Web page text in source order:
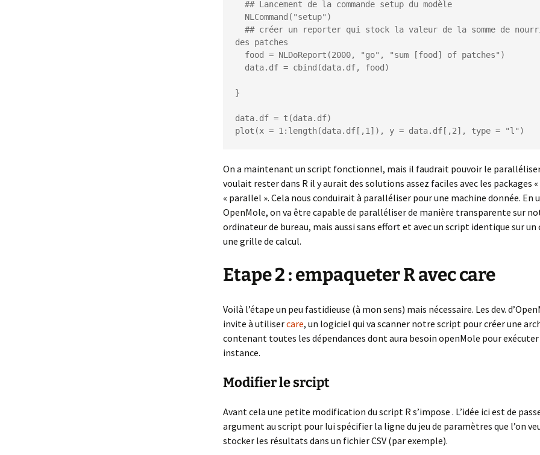
des patches
}
data.df = t(data.df)
plot(x = 1:length(data.df[,1]), y = data.df[,2], type = "l")
On a maintenant un script fonctionnel, mais il faudrait pouvoir le
voulait rester dans R il y aurait des solutions assez faciles avec les packages «
« parallel ». Cela nous conduirait à paralléliser pour une machine donnée. En
OpenMole, on va être capable de paralléliser de manière transparente sur
ordinateur de bureau, mais aussi sans effort et avec un script identique sur un
une grille de calcul.
Etape 2 : empaqueter R avec care
Voilà l’étape un peu fastidieuse (à mon sens) mais nécessaire. Les dev.
invite à utilisercare, un logiciel qui va scanner notre script pour créer une
contenant toutes les dépendances dont aura besoin openMole pour exécuter
instance.
Modifier le srcipt
Avant cela une petite modification du script R s’impose . L’idée ici est de
argument au script pour lui spécifier la ligne du jeu de paramètres que l’on
stocker les résultats dans un fichier CSV (par exemple).